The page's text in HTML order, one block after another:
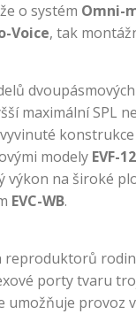
o systém Omni-
Voice, tak
maximální SPL
modely EVF-12
výkon na široké
EVC-WB.
reproduktorů
porty tvaru
umožňuje provoz